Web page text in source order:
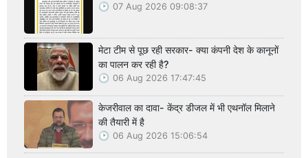
07 Aug 2026 09:08:37
मेटा टीम से पूछ रही सरकार- क्या कंपनी देश के कानूनों
का पालन कर रही है?
06 Aug 2026 17:47:45
केजरीवाल का दावा- केंद्र डीजल में भी एथनॉल मिलाने
की तैयारी में है
06 Aug 2026 15:06:54